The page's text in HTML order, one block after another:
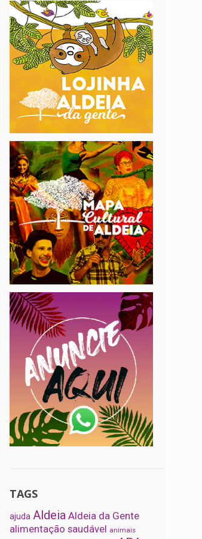
TAGS
ajuda Aldeia Aldeia da Gente
alimentação saudável animais